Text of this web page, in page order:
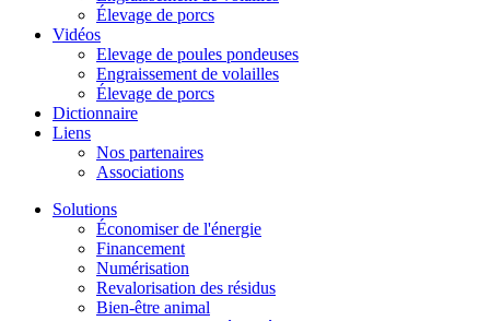
Élevage de porcs
Vidéos
Elevage de poules pondeuses
Engraissement de volailles
Élevage de porcs
Dictionnaire
Liens
Nos partenaires
Associations
Solutions
Économiser de l'énergie
Financement
Numérisation
Revalorisation des résidus
Bien-être animal